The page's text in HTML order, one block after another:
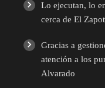
Lo ejecutan, lo
cerca de El
Gracias a
atención a los
Alvarado